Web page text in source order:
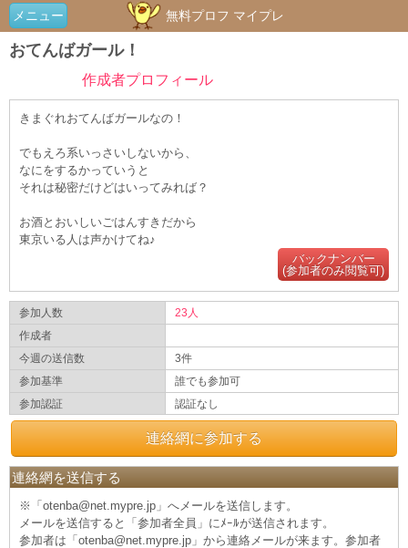
メニュー 無料プロフ マイプレ
おてんばガール！
作成者プロフィール
きまぐれおてんばガールなの！
でもえろ系いっさいしないから、
なにをするかっていうと
それは秘密だけどはいってみれば？
お酒とおいしいごはんすきだから
東京いる人は声かけてね♪
バックナンバー
(参加者のみ閲覧可)
参加人数
23人
作成者
今週の送信数
3件
参加基準
誰でも参加可
参加認証
認証なし
連絡網に参加する
連絡網を送信する
※「otenba@net.mypre.jp」へメールを送信します。
メールを送信すると「参加者全員」にﾒｰﾙが送信されます。
参加者は「otenba@net.mypre.jp」から連絡メールが来ます。参加者